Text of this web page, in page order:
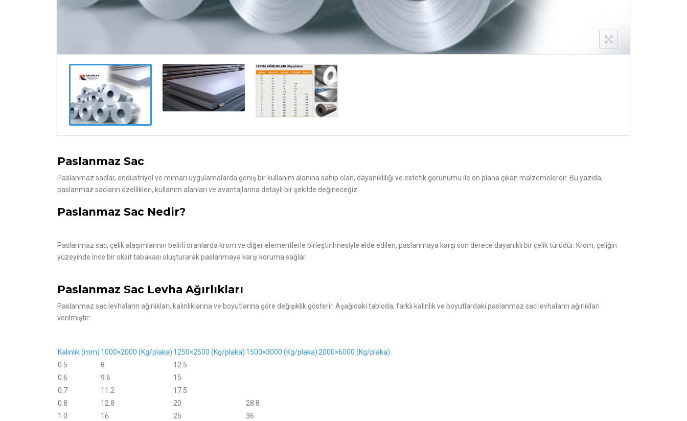
Paslanmaz Sac
Paslanmaz saclar, endüstriyel ve mimari uygulamalarda geniş bir kullanım alanına sahip olan, dayanıklılığı ve estetik görünümü ile ön plana çıkan malzemelerdir. Bu yazıda,
paslanmaz sacların özellikleri, kullanım alanları ve avantajlarına detaylı bir şekilde değineceğiz.
Paslanmaz Sac Nedir?
Paslanmaz sac, çelik alaşımlarının belirli oranlarda krom ve diğer elementlerle birleştirilmesiyle elde edilen, paslanmaya karşı son derece dayanıklı bir çelik türüdür. Krom, çeliğin
yüzeyinde ince bir oksit tabakası oluşturarak paslanmaya karşı koruma sağlar.
Paslanmaz Sac Levha Ağırlıkları
Paslanmaz sac levhaların ağırlıkları, kalınlıklarına ve boyutlarına göre değişiklik gösterir. Aşağıdaki tabloda, farklı kalınlık ve boyutlardaki paslanmaz sac levhaların ağırlıkları
verilmiştir:
Kalınlık (mm) 1000×2000 (Kg/plaka) 1250×2500 (Kg/plaka) 1500×3000 (Kg/plaka) 2000×6000 (Kg/plaka)
0.5
8
12.5
0.6
9.6
15
0.7
11.2
17.5
0.8
12.8 20
28.8
1.0
16 25
36